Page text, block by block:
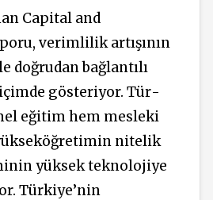
Capital and
verimlilik artışının
doğrudan bağlantılı
gösteriyor. Tür­
eği­tim hem mesleki
nitelik
yüksek teknolojiye
Türkiye’nin